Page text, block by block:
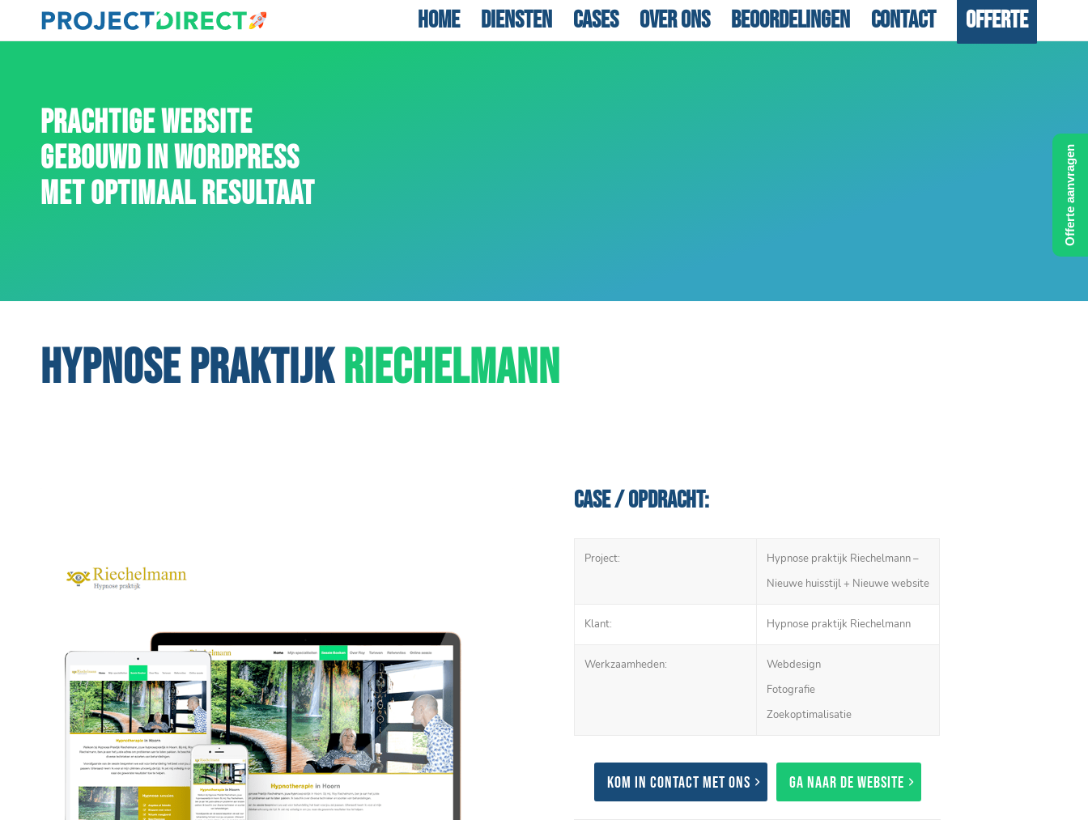
Home Diensten Cases Over ons Beoordelingen Contact Offerte
PRACHTIGE WEBSITE
GEBOUWD IN WORDPRESS
MET OPTIMAAL RESULTAAT
HYPNOSE PRAKTIJKRIECHELMANN
Case / Opdracht:
Project:
Hypnose praktijk Riechelmann –
Nieuwe huisstijl + Nieuwe website
Klant: Hypnose praktijk Riechelmann
Werkzaamheden:
Webdesign
Fotografie
Zoekoptimalisatie
Kom in contact met ons Ga naar de website
Offerte aanvragen